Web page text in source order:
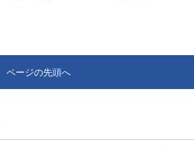
ページの先頭へ